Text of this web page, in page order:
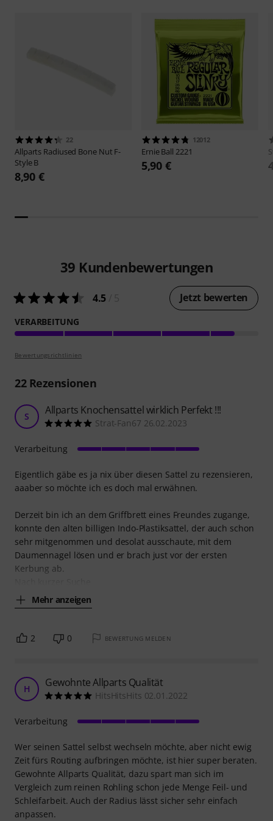
22
Allparts Radiused Bone Nut F-
Style B
8,90 €
12012
Ernie Ball 2221
5,90 €
39 Kundenbewertungen
4.5 Jetzt bewerten
VERARBEITUNG
Bewertungsrichtlinien
22Rezensionen
S Allparts Knochensattel wirklich Perfekt !!!
Strat-Fan67 26.02.2023
Eigentlich gäbe es ja nix über diesen Sattel zu rezensieren,
aaaber so möchte ich es doch mal erwähnen.
Derzeit bin ich an dem Griffbrett eines Freundes zugange,
konnte den alten billigen Indo-Plastiksattel, der auch schon
sehr mitgenommen und desolat ausschaute, mit dem
Daumennagel lösen und er brach just vor der ersten
Kerbung ab.
Mehr anzeigen
Verarbeitung
2 0 BEWERTUNG MELDEN
H Gewohnte Allparts Qualität
HitsHitsHits 02.01.2022
Wer seinen Sattel selbst wechseln möchte, aber nicht ewig
Zeit fürs Routing aufbringen möchte, ist hier super beraten.
Gewohnte Allparts Qualität, dazu spart man sich im
Vergleich zum reinen Rohling schon jede Menge Feil- und
Schleifarbeit. Auch der Radius lässt sicher sehr einfach
anpassen.
Verarbeitung